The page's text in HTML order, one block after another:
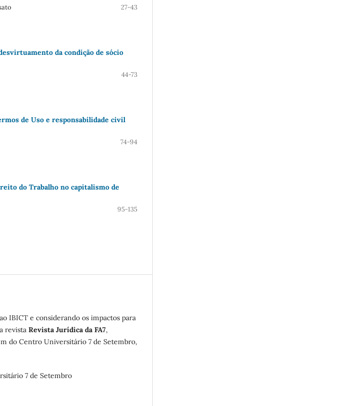
27-43
da condição de sócio
44-73
de Uso e responsabilidade civil
74-94
do Trabalho no capitalismo de
95-135
IBICT e considerando os impactos para
revista Revista Jurídica da FA7,
do Centro Universitário 7 de Setembro,
7 de Setembro